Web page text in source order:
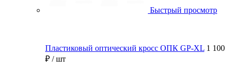
Быстрый просмотр
Пластиковый оптический кросс ОПК GP-XL 1 100
₽ / шт